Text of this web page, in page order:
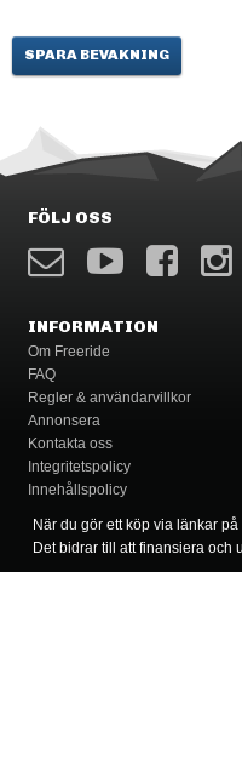
SPARA BEVAKNING
FÖLJ OSS
INFORMATION
Om Freeride
FAQ
Regler & användarvillkor
Annonsera
Kontakta oss
Integritetspolicy
Innehållspolicy
När du gör ett köp via länkar
Det bidrar till att finansiera och